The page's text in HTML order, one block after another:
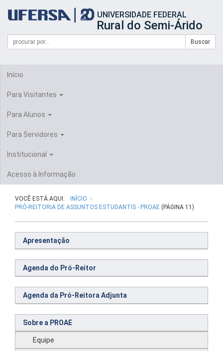
portal
UFERSA
UNIVERSIDADE FEDERAL
Rural do Semi-Árido
Formulário
Busca
Campo
de
Buscar
Início
Para Visitantes
Para Alunos
Para Servidores
Institucional
Acesso à Informação
VOCÊ ESTÁ AQUI:
INÍCIO
PRÓ-REITORIA DE ASSUNTOS ESTUDANTIS - PROAE (PÁGINA 11)
Apresentação
Agenda do Pró-Reitor
Agenda da Pró-Reitora Adjunta
Sobre a PROAE
Equipe